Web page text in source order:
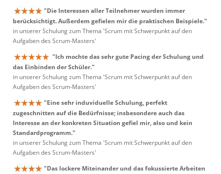
"Die Interessen aller Teilnehmer wurden immer
berücksichtigt. Außerdem gefielen mir die praktischen Beispiele."
in unserer Schulung zum Thema 'Scrum mit Schwerpunkt auf den
Aufgaben des Scrum-Masters'
"Ich mochte das sehr gute Pacing der Schulung und
das Einbinden der Schüler."
in unserer Schulung zum Thema 'Scrum mit Schwerpunkt auf den
Aufgaben des Scrum-Masters'
"Eine sehr induviduelle Schulung, perfekt
zugeschnitten auf die Bedürfnisse; insbesondere auch das
Interesse an der konkreten Situation gefiel mir, also und kein
Standardprogramm."
in unserer Schulung zum Thema 'Scrum mit Schwerpunkt auf den
Aufgaben des Scrum-Masters'
"Das lockere Miteinander und das fokussierte Arbeiten